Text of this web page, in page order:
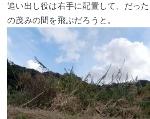
追い出し役は右手に配置して、だっ
の茂みの間を飛ぶだろうと。